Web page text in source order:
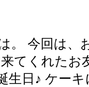
。 今回は、
てくれたお
日♪ ケーキ